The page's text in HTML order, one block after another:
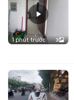
1 phút trước 3